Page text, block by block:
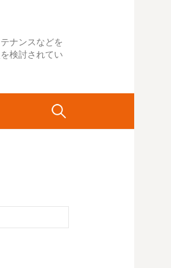
ナンスなどを
検討されてい
検